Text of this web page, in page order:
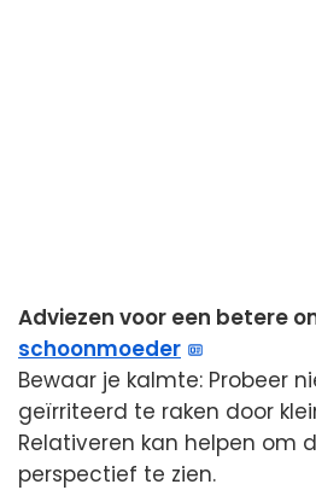
Adviezen voor een betere
schoonmoeder
Bewaar je kalmte: Probeer
geïrriteerd te raken door
Relativeren kan helpen om
perspectief te zien.